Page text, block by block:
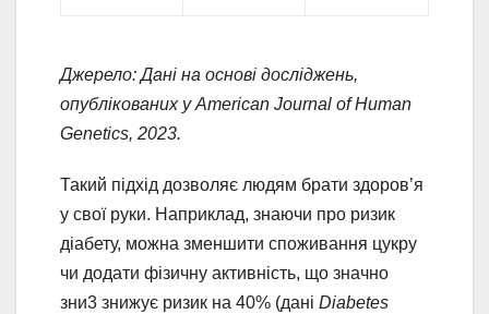
Джерело: Дані на основі досліджень,
опублікованих у American Journal of Human
Genetics, 2023.
Такий підхід дозволяє людям брати здоров’я
у свої руки. Наприклад, знаючи про ризик
діабету, можна зменшити споживання цукру
чи додати фізичну активність, що значно
зни3 знижує ризик на 40% (дані Diabetes